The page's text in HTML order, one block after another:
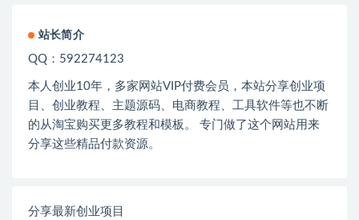
站长简介
QQ：592274123
本人创业10年，多家网站VIP付费会员，本站分享创业项
目、创业教程、主题源码、电商教程、工具软件等也不断
的从淘宝购买更多教程和模板。 专门做了这个网站用来
分享这些精品付款资源。
分享最新创业项目